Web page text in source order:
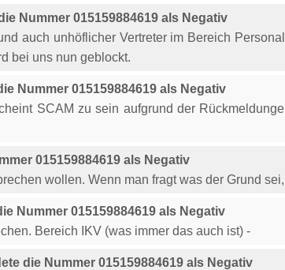
Nummer 015159884619 als Negativ
auch unhöflicher Vertreter im Bereich
bei uns nun geblockt.
Nummer 015159884619 als Negativ
SCAM zu sein aufgrund der
015159884619 als Negativ
wollen. Wenn man fragt was der Grund
Nummer 015159884619 als Negativ
Bereich IKV (was immer das auch ist) -
die Nummer 015159884619 als Negativ